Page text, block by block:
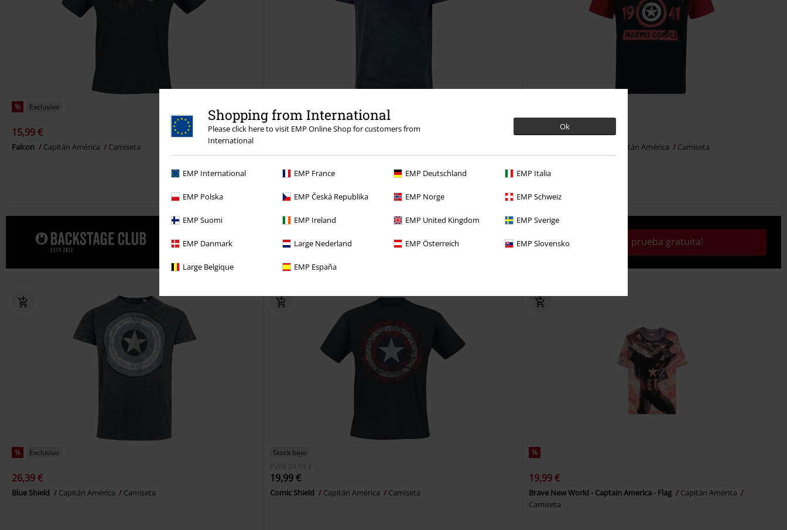
Shopping from International
Please click here to visit EMP Online Shop for customers from
International
Ok
EMP International EMP France EMP Deutschland EMP Italia
EMP Polska EMP Česká Republika EMP Norge EMP Schweiz
EMP Suomi EMP Ireland EMP United Kingdom EMP Sverige
EMP Danmark Large Nederland EMP Österreich EMP Slovensko
Large Belgique EMP España
% Exclusivo
15,99 €
Falcon Capitán América Camiseta
Desde32,99 € 24,79 €
Capitán América Camiseta
CLUB.
¡Activa tu prueba gratuita!
% Exclusivo
26,39 €
Blue Shield Capitán América Camiseta
Stock bajo
PVPR 24,99 €
19,99 €
Comic Shield Capitán América Camiseta
%
19,99 €
Brave New World - Captain America - Flag
Capitán América
Camiseta